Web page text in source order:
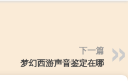
下一篇
梦幻西游声音鉴定在哪